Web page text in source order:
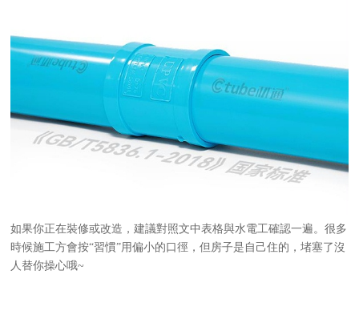
如果你正在裝修或改造，建議對照文中表格與水電工確認一遍。很多
時候施工方會按“習慣”用偏小的口徑，但房子是自己住的，堵塞了沒
人替你操心哦~